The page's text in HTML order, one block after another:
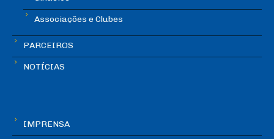
Associações e Clubes
PARCEIROS
NOTÍCIAS
IMPRENSA